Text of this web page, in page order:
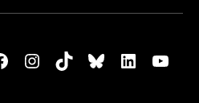
Instagram TikTok Bluesky LinkedIn YouTube